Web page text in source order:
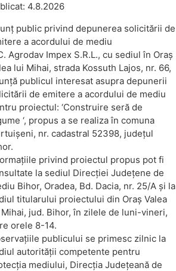
4.8.2026
public privind depunerea solicitării de
a acordului de mediu
Agrodav Impex S.R.L., cu sediul în Oraș
lui Mihai, strada Kossuth Lajos, nr. 66,
publicul interesat asupra depunerii
de emitere a acordului de mediu
proiectul: ‘Construire seră de
‘, propus a se realiza în comuna
nr. cadastral 52398, județul
privind proiectul propus pot fi
la sediul Direcției Județene de
Bihor, Oradea, Bd. Dacia, nr. 25/A și la
titularului proiectului din Oraș Valea
jud. Bihor, în zilele de luni-vineri,
orele 8-14.
publicului se primesc zilnic la
autorității competente pentru
mediului, Direcția Județeană de